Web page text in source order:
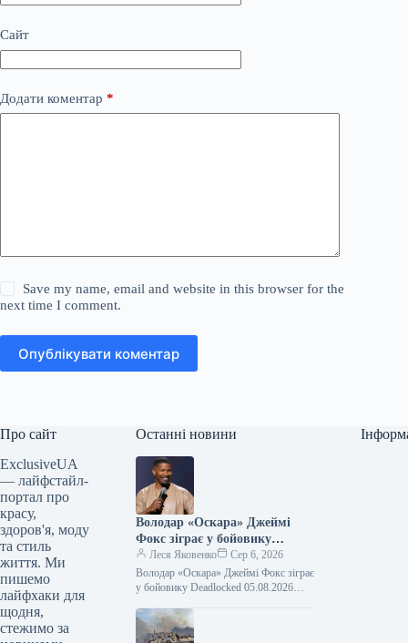
Сайт
Додати коментар *
Save my name, email and website in this browser for the
next time I comment.
Опублікувати коментар
Про сайт
ExclusiveUA
— лайфстайл-
портал про
красу,
здоров'я, моду
та стиль
життя. Ми
пишемо
лайфхаки для
щодня,
стежимо за
Останні новини
Володар «Оскара» Джеймі
Фокс зіграє у бойовику
Deadlocked
Леся Яковенко
Сер 6, 2026
Володар «Оскара» Джеймі Фокс зіграє
у бойовику Deadlocked 05.08.2026
лауреат премії «Оскар» Джеймі Фокс
зіграє головну…